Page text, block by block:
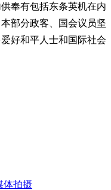
奉有包括东条英机在内
部分政客、国会议员坚
好和平人士和国际社会
体拍摄